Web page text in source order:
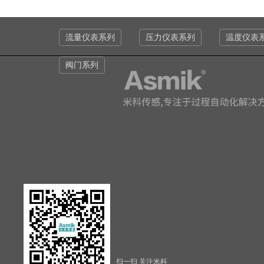
流量仪表系列 压力仪表系列 温度仪表
阀门系列
扫一扫 关注米科